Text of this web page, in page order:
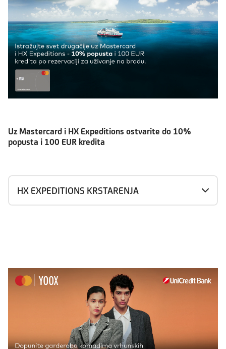
Uz Mastercard i HX Expeditions ostvarite do 10%
popusta i 100 EUR kredita
HX EXPEDITIONS KRSTARENJA